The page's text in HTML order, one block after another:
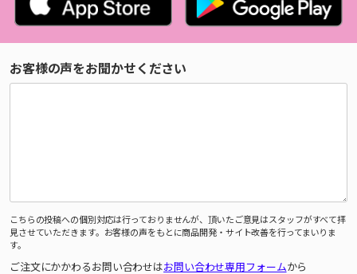
お客様の声をお聞かせください
こちらの投稿への個別対応は行っておりませんが、頂いたご意見はスタッフがすべて拝
見させていただきます。お客様の声をもとに商品開発・サイト改善を行ってまいりま
す。
ご注文にかかわるお問い合わせはお問い合わせ専用フォームから